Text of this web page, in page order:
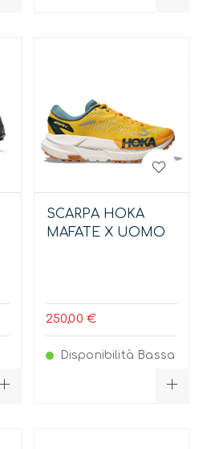
SCARPA HOKA
MAFATE X UOMO
250,00 €
Disponibilità Bassa